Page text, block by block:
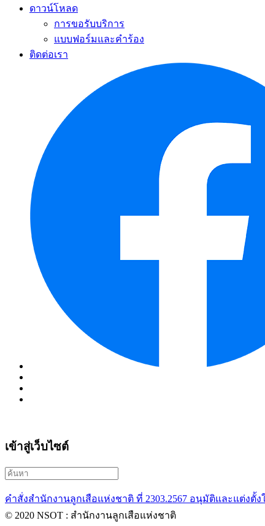
ดาวน์โหลด
การขอรับบริการ
แบบฟอร์มและคำร้อง
ติดต่อเรา
เข้าสู่เว็บไซต์
คำสั่งสำนักงานลูกเสือแห่งชาติ ที่ 2303.2567 อนุมัติและแต่ง
© 2020 NSOT : สำนักงานลูกเสือแห่งชาติ